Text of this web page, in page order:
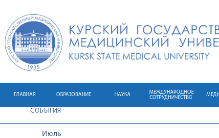
ГЛАВНАЯ ОБРАЗОВАНИЕ НАУКА
МЕЖДУНАРОДНОЕ
СОТРУДНИЧЕСТВО
СОБЫТИЯ
Июль